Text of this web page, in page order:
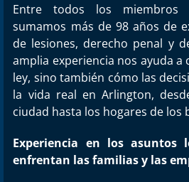
Entre todos los miembros
sumamos más de 98 años de
de lesiones, derecho penal y
amplia experiencia nos ayuda
ley, sino también cómo las
la vida real en Arlington,
ciudad hasta los hogares de los
Experiencia en los asuntos
enfrentan las familias y las